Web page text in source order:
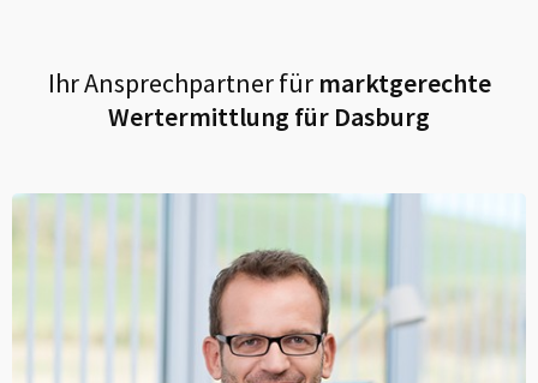
Ihr Ansprechpartner fürmarktgerechte
Wertermittlung für Dasburg